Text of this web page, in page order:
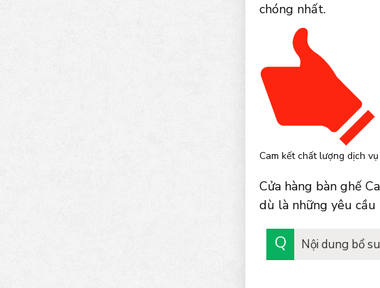
chóng nhất.
Cam kết chất lượng dịch
Cửa hàng bàn ghế
dù là những yêu
Nội dung bổ